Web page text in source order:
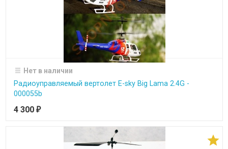
Нет в наличии
Радиоуправляемый вертолет E-sky Big Lama 2.4G -
000055b
4 300 ₽
